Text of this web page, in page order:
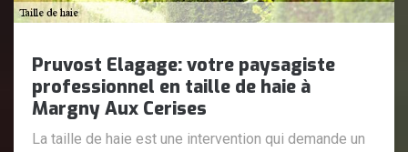
Pruvost Elagage: votre paysagiste
professionnel en taille de haie à
Margny Aux Cerises
La taille de haie est une intervention qui demande un